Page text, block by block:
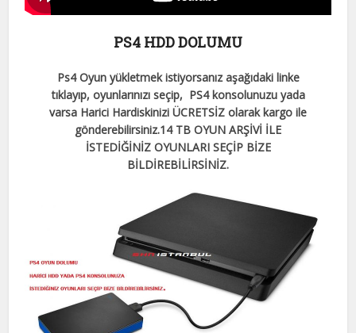
PS4 HDD DOLUMU
Ps4 Oyun yükletmek istiyorsanız aşağıdaki linke
tıklayıp, oyunlarınızı seçip, PS4 konsolunuzu yada
varsa Harici Hardiskinizi ÜCRETSİZ olarak kargo ile
gönderebilirsiniz.14 TB OYUN ARŞİVİ İLE
İSTEDİĞİNİZ OYUNLARI SEÇİP BİZE
BİLDİREBİLİRSİNİZ.